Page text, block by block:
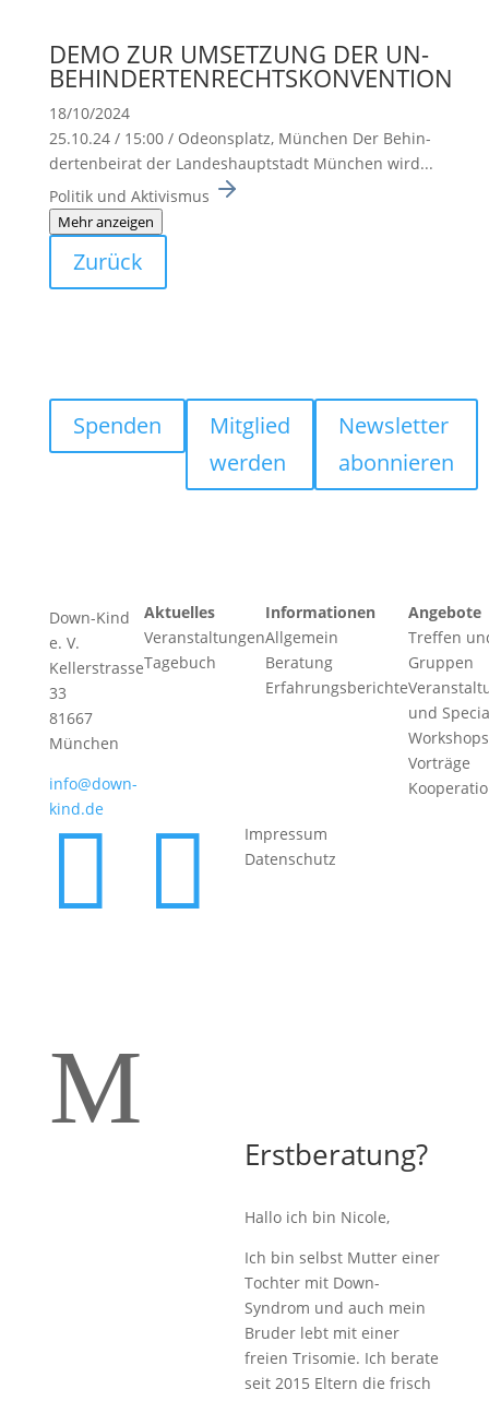
DEMO ZUR UMSETZUNG DER UN-
BEHINDERTENRECHTSKONVENTION
18/10/2024
25.10.24 / 15:00 / Odeons­platz, München Der Behin­
der­ten­beirat der Landes­haupt­stadt München wird...
Politik und Aktivismus
Mehr anzeigen
Zurück
Spenden
Mitglied
werden
Newsletter
abonnieren
Down-Kind
e. V.
Kellerstrasse
33
81667
München
info@down-
kind.de
Aktuelles
Veranstaltungen
Tagebuch
Informationen
Allgemein
Beratung
Erfahrungsberichte
Angebote
Treffen
Gruppen
und
Vorträge
 
Impressum
Datenschutz
M
Erstberatung?
Hallo ich bin Nicole,
Ich bin selbst Mutter einer
Tochter mit Down-
Syndrom und auch mein
Bruder lebt mit einer
freien Trisomie. Ich berate
seit 2015 Eltern die frisch